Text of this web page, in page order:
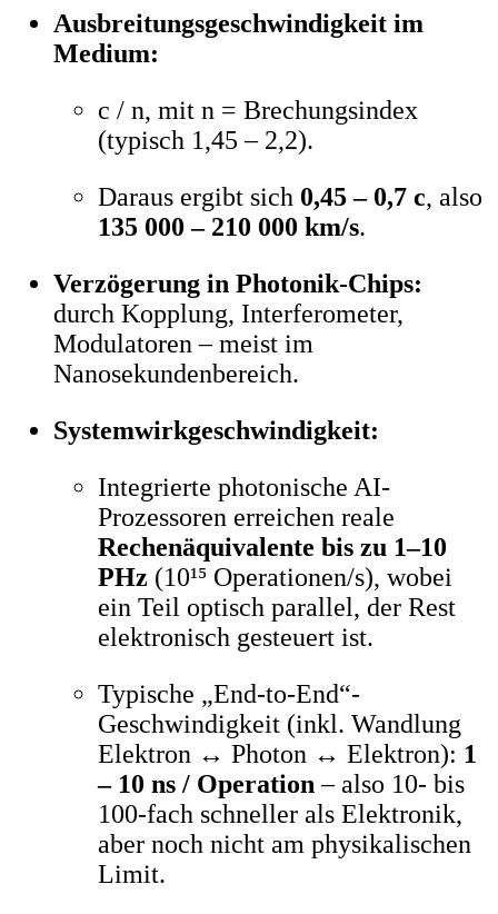
Ausbreitungsgeschwindigkeit im
Medium:
c / n, mit n = Brechungsindex
(typisch 1,45 – 2,2).
Daraus ergibt sich 0,45 – 0,7 c, also
135 000 – 210 000 km/s.
Verzögerung in Photonik-Chips:
durch Kopplung, Interferometer,
Modulatoren – meist im
Nanosekundenbereich.
Systemwirkgeschwindigkeit:
Integrierte photonische AI-
Prozessoren erreichen reale
Rechenäquivalente bis zu 1–10
PHz (10¹⁵ Operationen/s), wobei
ein Teil optisch parallel, der Rest
elektronisch gesteuert ist.
Typische „End-to-End“-
Geschwindigkeit (inkl. Wandlung
Elektron ↔ Photon ↔ Elektron): 1
– 10 ns / Operation – also 10- bis
100-fach schneller als Elektronik,
aber noch nicht am physikalischen
Limit.